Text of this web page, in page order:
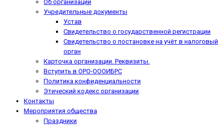
Об организации
Учредительные документы
Устав
Свидетельство о государственной регистрации
Свидетельство о постановке на учёт в налоговый
орган
Карточка организации. Реквизиты.
Вступить в ОРО-ОООИБРС
Политика конфиденциальности
Этический кодекс организации
Контакты
Мероприятия общества
Праздники